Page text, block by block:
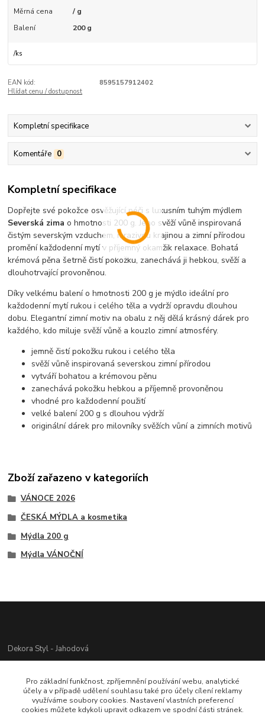
Měrná cena
/ g
Balení
200 g
/ks
EAN kód:
8595157912402
Hlídat cenu / dostupnost
Kompletní specifikace
Komentáře 0
Kompletní specifikace
Dopřejte své pokožce osvěžující péči s luxusním tuhým mýdlem
Severská zima o hmotnosti 200 g. Jeho svěží vůně inspirovaná
čistým severským vzduchem, mrazivou krajinou a zimní přírodou
promění každodenní mytí v příjemný okamžik relaxace. Bohatá
krémová pěna šetrně čistí pokožku, zanechává ji hebkou, svěží a
dlouhotrvající provoněnou.
Díky velkému balení o hmotnosti 200 g je mýdlo ideální pro
každodenní mytí rukou i celého těla a vydrží opravdu dlouhou
dobu. Elegantní zimní motiv na obalu z něj dělá krásný dárek pro
každého, kdo miluje svěží vůně a kouzlo zimní atmosféry.
jemně čistí pokožku rukou i celého těla
svěží vůně inspirovaná severskou zimní přírodou
vytváří bohatou a krémovou pěnu
zanechává pokožku hebkou a příjemně provoněnou
vhodné pro každodenní použití
velké balení 200 g s dlouhou výdrží
originální dárek pro milovníky svěžích vůní a zimních motivů
Zboží zařazeno v kategoriích
VÁNOCE 2026
ČESKÁ MÝDLA a kosmetika
Mýdla 200 g
Mýdla VÁNOČNÍ
Dekora Styl - Jahodová
721312944
info@zbozi-darky.cz
Pro základní funkčnost, zpříjemnění používání webu, analytické
účely a v případě udělení souhlasu také pro účely cílení reklamy
využíváme soubory cookies. Nastavení vlastních preferencí
cookies můžete kdykoli upravit odkazem ve spodní části stránek.